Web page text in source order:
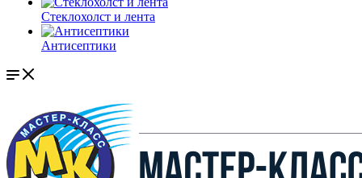
Стеклохолст и лента
Антисептики